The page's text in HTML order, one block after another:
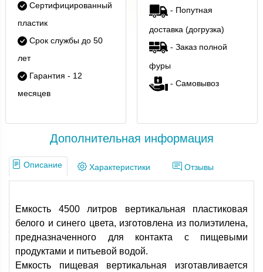
Сертифицированный
пластик
Срок службы до 50
лет
Гарантия - 12
месяцев
- Попутная
доставка (догрузка)
- Заказ полной
фуры
- Самовывоз
Дополнительная информация
Описание Характеристики Отзывы
Емкость 4500 литров вертикальная пластиковая
белого и синего цвета, изготовлена из полиэтилена,
предназначенного для контакта с пищевыми
продуктами и питьевой водой.
Емкость пищевая вертикальная изготавливается